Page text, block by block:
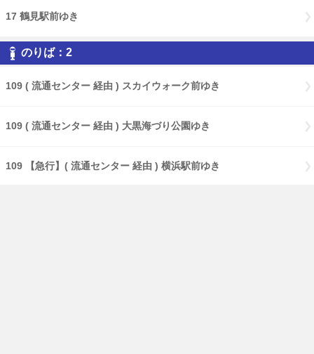
17 鶴見駅前ゆき
のりば：2
109 ( 流通センター 経由 ) スカイウォーク前ゆき
109 ( 流通センター 経由 ) 大黒海づり公園ゆき
109 【急行】( 流通センター 経由 ) 横浜駅前ゆき